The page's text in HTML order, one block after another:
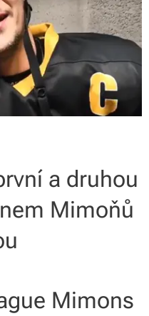
a druhou
Mimoňů
Mimons